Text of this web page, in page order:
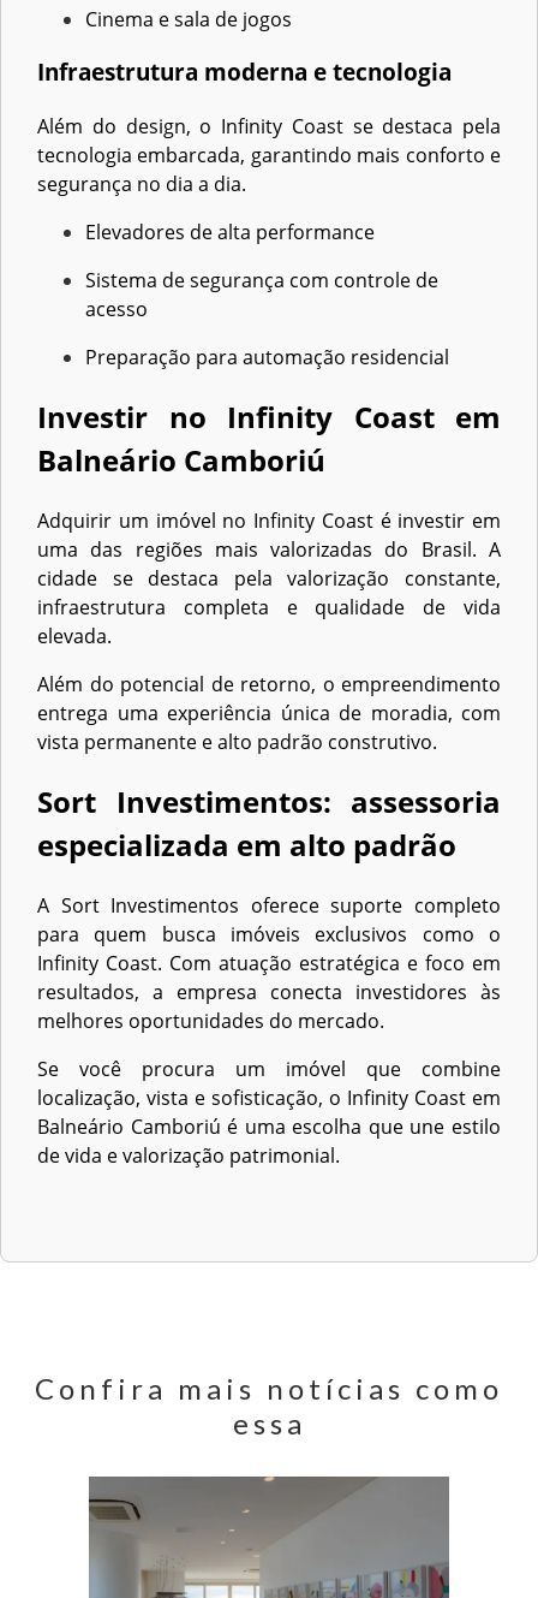
Cinema e sala de jogos
Infraestrutura moderna e tecnologia
Além do design, o Infinity Coast se destaca pela
tecnologia embarcada, garantindo mais conforto e
segurança no dia a dia.
Elevadores de alta performance
Sistema de segurança com controle de
acesso
Preparação para automação residencial
Investir no Infinity Coast em
Balneário Camboriú
Adquirir um imóvel no Infinity Coast é investir em
uma das regiões mais valorizadas do Brasil. A
cidade se destaca pela valorização constante,
infraestrutura completa e qualidade de vida
elevada.
Além do potencial de retorno, o empreendimento
entrega uma experiência única de moradia, com
vista permanente e alto padrão construtivo.
Sort Investimentos: assessoria
especializada em alto padrão
A Sort Investimentos oferece suporte completo
para quem busca imóveis exclusivos como o
Infinity Coast. Com atuação estratégica e foco em
resultados, a empresa conecta investidores às
melhores oportunidades do mercado.
Se você procura um imóvel que combine
localização, vista e sofisticação, o Infinity Coast em
Balneário Camboriú é uma escolha que une estilo
de vida e valorização patrimonial.
Confira mais notícias como
essa